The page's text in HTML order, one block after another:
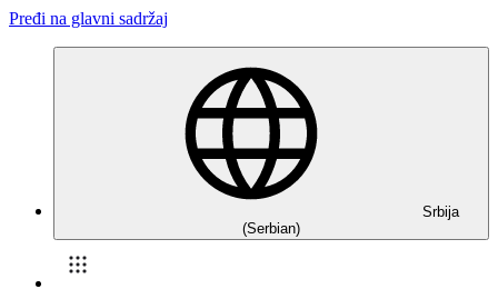
Pređi na glavni sadržaj
Srbija
(Serbian)